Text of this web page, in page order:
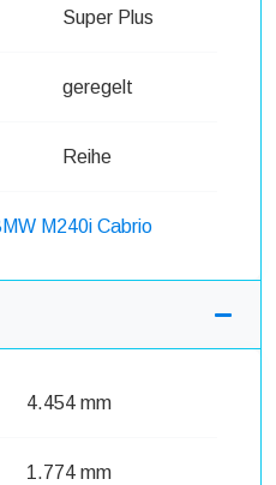
Super Plus
geregelt
Reihe
M240i Cabrio
4.454 mm
1.774 mm